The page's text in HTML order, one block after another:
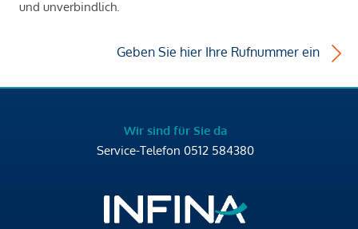
und unverbindlich.
Geben Sie hier Ihre Rufnummer ein
Wir sind für Sie da
Service-Telefon 0512 584380